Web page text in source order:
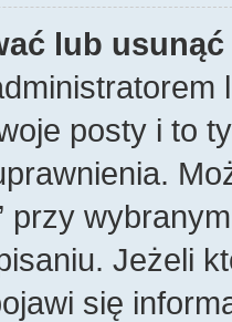
lub
posty i to
przy
Jeżeli
się